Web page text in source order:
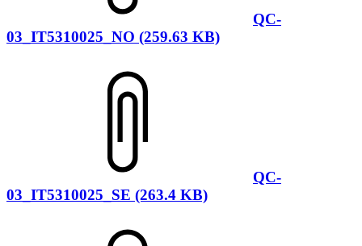
QC-
03_IT5310025_NO (259.63 KB)
QC-
03_IT5310025_SE (263.4 KB)